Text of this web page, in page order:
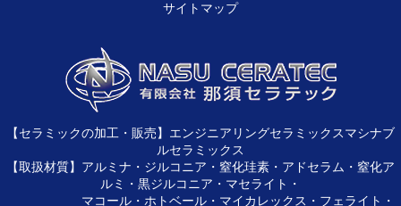
サイトマップ
【セラミックの加工・販売】エンジニアリングセラミックスマシナブ
ルセラミックス
【取扱材質】アルミナ・ジルコニア・窒化珪素・アドセラム・窒化ア
ルミ・黒ジルコニア・マセライト・
マコール・ホトベール・マイカレックス・フェライト・